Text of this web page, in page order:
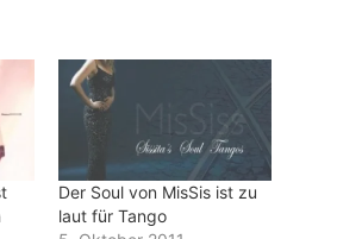
Der Soul von MisSis ist zu
laut für Tango